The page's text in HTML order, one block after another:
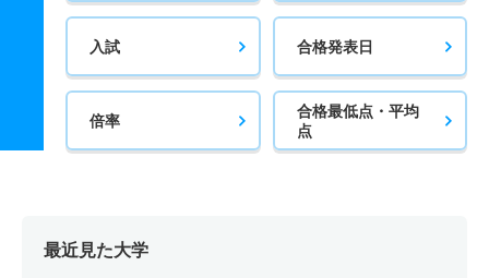
入試 合格発表日
倍率
合格最低点・平均
点
最近見た大学